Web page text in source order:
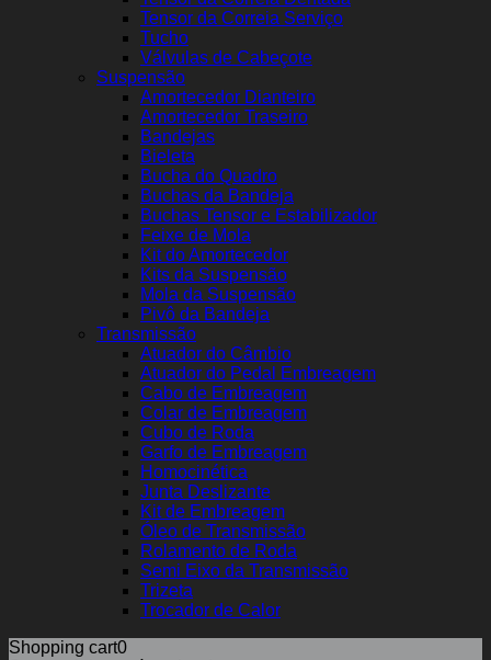
Tensor da Correia Serviço
Tucho
Válvulas de Cabeçote
Suspensão
Amortecedor Dianteiro
Amortecedor Traseiro
Bandejas
Bieleta
Bucha do Quadro
Buchas da Bandeja
Buchas Tensor e Estabilizador
Feixe de Mola
Kit do Amortecedor
Kits da Suspensão
Mola da Suspensão
Pivô da Bandeja
Transmissão
Atuador do Câmbio
Atuador do Pedal Embreagem
Cabo de Embreagem
Colar de Embreagem
Cubo de Roda
Garfo de Embreagem
Homocinética
Junta Deslizante
Kit de Embreagem
Óleo de Transmissão
Rolamento de Roda
Semi Eixo da Transmissão
Trizeta
Trocador de Calor
Shopping cart0